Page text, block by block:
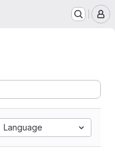
Language